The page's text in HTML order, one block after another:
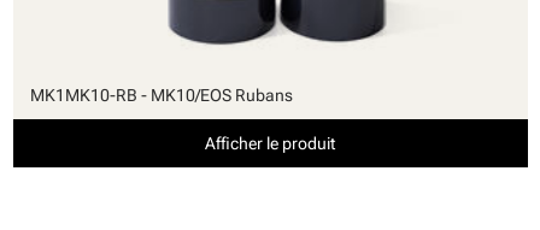
MK1MK10-RB - MK10/EOS Rubans
Afficher le produit